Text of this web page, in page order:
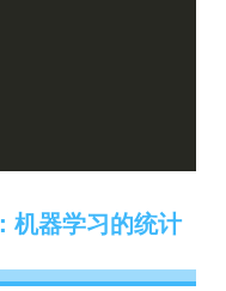
器学习的统计